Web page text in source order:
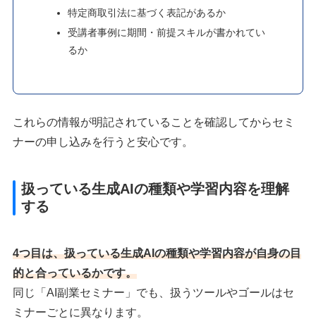
特定商取引法に基づく表記があるか
受講者事例に期間・前提スキルが書かれてい
るか
これらの情報が明記されていることを確認してからセミ
ナーの申し込みを行うと安心です。
扱っている生成AIの種類や学習内容を理解
する
4つ目は、扱っている生成AIの種類や学習内容が自身の目
的と合っているかです。
同じ「AI副業セミナー」でも、扱うツールやゴールはセ
ミナーごとに異なります。